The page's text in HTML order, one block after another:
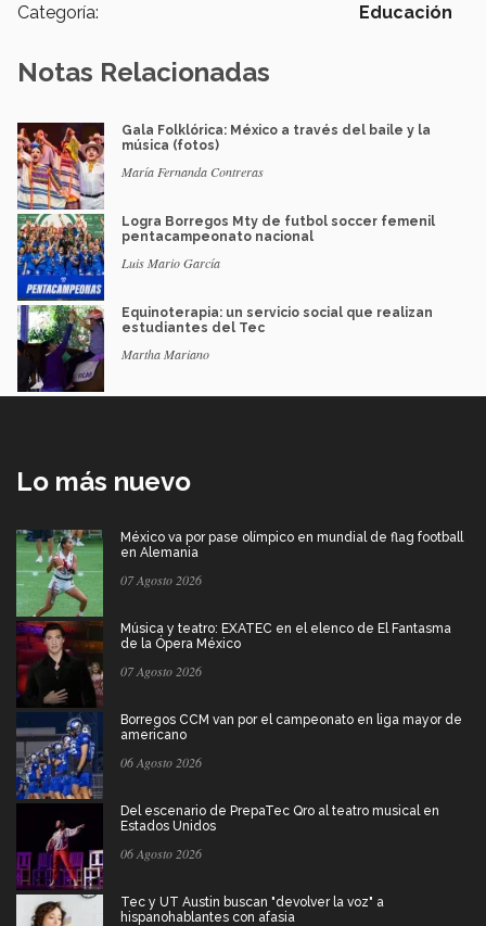
Categoría: Educación
Notas Relacionadas
Gala Folklórica: México a través del baile y la
música (fotos)
María Fernanda Contreras
Logra Borregos Mty de futbol soccer femenil
pentacampeonato nacional
Luis Mario García
Equinoterapia: un servicio social que realizan
estudiantes del Tec
Martha Mariano
Lo más nuevo
México va por pase olímpico en mundial de flag football
en Alemania
07 Agosto 2026
Música y teatro: EXATEC en el elenco de El Fantasma
de la Ópera México
07 Agosto 2026
Borregos CCM van por el campeonato en liga mayor de
americano
06 Agosto 2026
Del escenario de PrepaTec Qro al teatro musical en
Estados Unidos
06 Agosto 2026
Tec y UT Austin buscan "devolver la voz" a
hispanohablantes con afasia